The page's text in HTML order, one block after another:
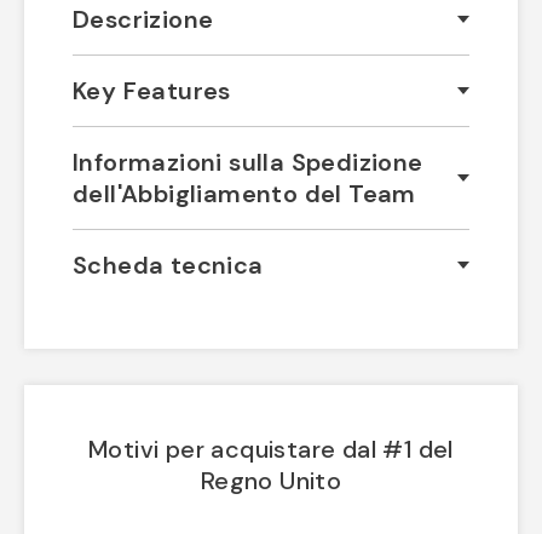
Descrizione
Key Features
Informazioni sulla Spedizione
dell'Abbigliamento del Team
Scheda tecnica
Motivi per acquistare dal #1 del
Regno Unito